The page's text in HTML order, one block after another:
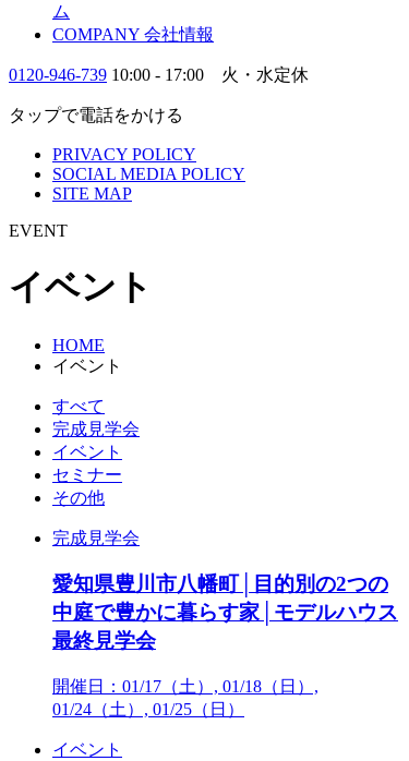
ム
COMPANY 会社情報
0120-946-739 10:00 - 17:00 火・水定休
タップで電話をかける
PRIVACY POLICY
SOCIAL MEDIA POLICY
SITE MAP
EVENT
イベント
HOME
イベント
すべて
完成見学会
イベント
セミナー
その他
完成見学会
愛知県豊川市八幡町│目的別の2つの
中庭で豊かに暮らす家│モデルハウス
最終見学会
開催日：01/17（土）, 01/18（日）,
01/24（土）, 01/25（日）
イベント